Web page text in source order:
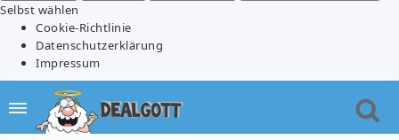
Selbst wählen
Cookie-Richtlinie
Datenschutzerklärung
Impressum